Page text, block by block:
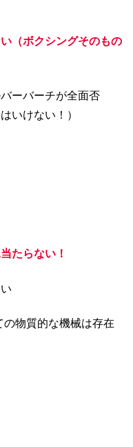
（ボクシングそのもの
ーバーチが全面否
いけない！）
たらない！
の物質的な機械は存在